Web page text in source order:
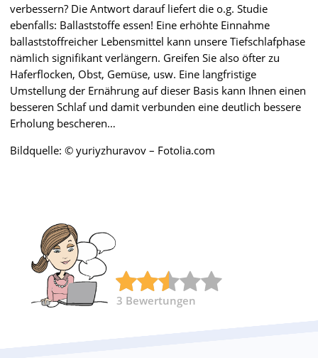
verbessern? Die Antwort darauf liefert die o.g. Studie
ebenfalls: Ballaststoffe essen! Eine erhöhte Einnahme
ballaststoffreicher Lebensmittel kann unsere Tiefschlafphase
nämlich signifikant verlängern. Greifen Sie also öfter zu
Haferflocken, Obst, Gemüse, usw. Eine langfristige
Umstellung der Ernährung auf dieser Basis kann Ihnen einen
besseren Schlaf und damit verbunden eine deutlich bessere
Erholung bescheren…
Bildquelle: © yuriyzhuravov – Fotolia.com
3 Bewertungen